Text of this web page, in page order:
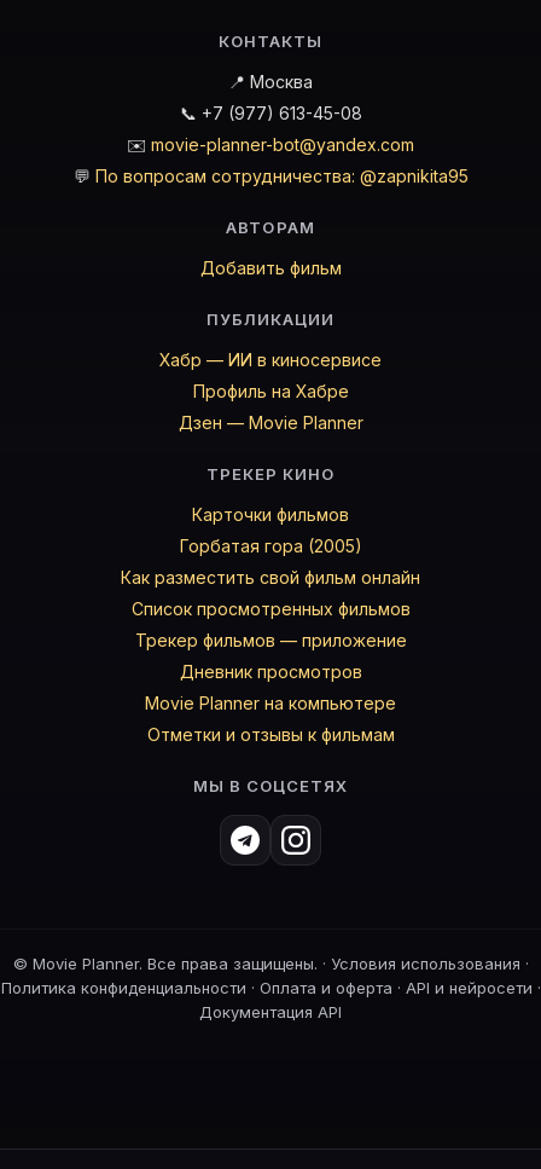
КОНТАКТЫ
📍 Москва
📞 +7 (977) 613-45-08
✉️ movie-planner-bot@yandex.com
💬 По вопросам сотрудничества: @zapnikita95
АВТОРАМ
Добавить фильм
ПУБЛИКАЦИИ
Хабр — ИИ в киносервисе
Профиль на Хабре
Дзен — Movie Planner
ТРЕКЕР КИНО
Карточки фильмов
Горбатая гора (2005)
Как разместить свой фильм онлайн
Список просмотренных фильмов
Трекер фильмов — приложение
Дневник просмотров
Movie Planner на компьютере
Отметки и отзывы к фильмам
МЫ В СОЦСЕТЯХ
© Movie Planner. Все права защищены. · Условия использования ·
Политика конфиденциальности · Оплата и оферта · API и нейросети ·
Документация API